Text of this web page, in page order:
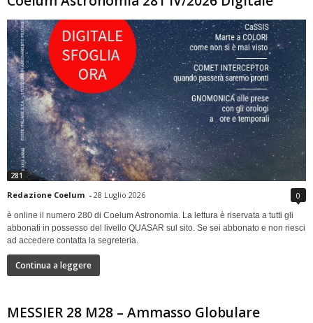
281
Redazione Coelum - 28 Luglio 2026 0
è online il numero 280 di Coelum Astronomia. La lettura è riservata a tutti gli
abbonati in possesso del livello QUASAR sul sito. Se sei abbonato e non riesci
ad accedere contatta la segreteria.
Continua a leggere
MESSIER 28 M28 – Ammasso Globulare